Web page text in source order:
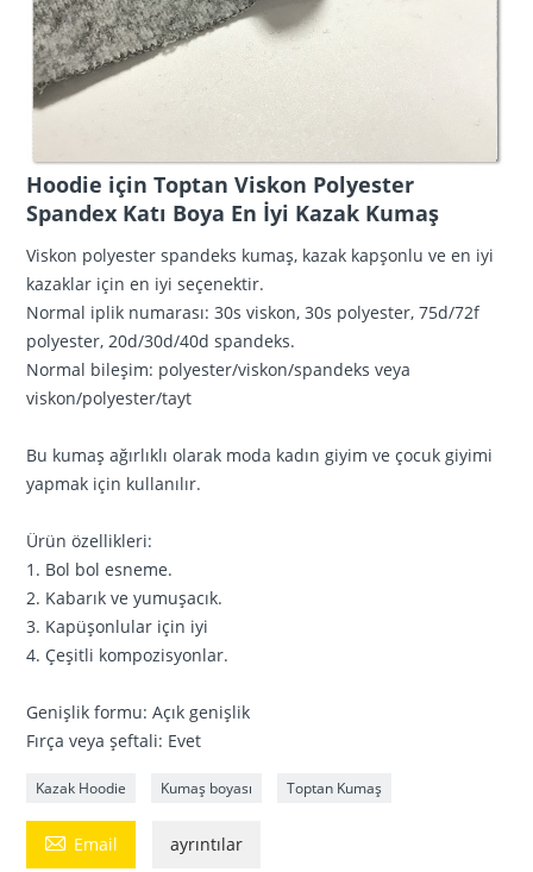
Hoodie için Toptan Viskon Polyester
Spandex Katı Boya En İyi Kazak Kumaş
Viskon polyester spandeks kumaş, kazak kapşonlu ve en iyi
kazaklar için en iyi seçenektir.
Normal iplik numarası: 30s viskon, 30s polyester, 75d/72f
polyester, 20d/30d/40d spandeks.
Normal bileşim: polyester/viskon/spandeks veya
viskon/polyester/tayt
Bu kumaş ağırlıklı olarak moda kadın giyim ve çocuk giyimi
yapmak için kullanılır.
Ürün özellikleri:
1. Bol bol esneme.
2. Kabarık ve yumuşacık.
3. Kapüşonlular için iyi
4. Çeşitli kompozisyonlar.
Genişlik formu: Açık genişlik
Fırça veya şeftali: Evet
Kazak Hoodie Kumaş boyası Toptan Kumaş
 Email ayrıntılar